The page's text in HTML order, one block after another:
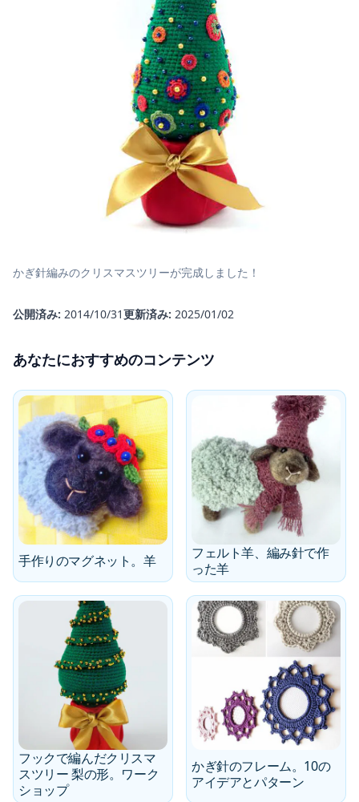
かぎ針編みのクリスマスツリーが完成しました！
公開済み: 2014/10/31更新済み: 2025/01/02
あなたにおすすめのコンテンツ
手作りのマグネット。羊
フェルト羊、編み針で作
った羊
フックで編んだクリスマ
スツリー 梨の形。ワーク
ショップ
かぎ針のフレーム。10の
アイデアとパターン